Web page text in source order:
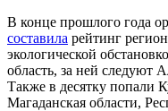
В конце прошлого года
составила рейтинг
экологической
область, за ней следуют
Также в десятку попали
Магаданская области,